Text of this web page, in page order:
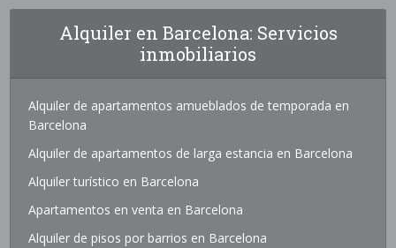
Alquiler en Barcelona: Servicios
inmobiliarios
Alquiler de apartamentos amueblados de temporada en
Barcelona
Alquiler de apartamentos de larga estancia en Barcelona
Alquiler turístico en Barcelona
Apartamentos en venta en Barcelona
Alquiler de pisos por barrios en Barcelona